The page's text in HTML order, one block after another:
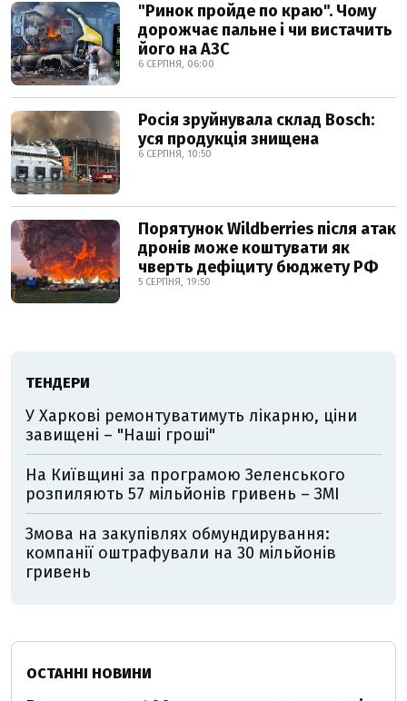
"Ринок пройде по краю". Чому
дорожчає пальне і чи вистачить
його на АЗС
6 СЕРПНЯ, 06:00
Росія зруйнувала склад Bosch:
уся продукція знищена
6 СЕРПНЯ, 10:50
Порятунок Wildberries після атак
дронів може коштувати як
чверть дефіциту бюджету РФ
5 СЕРПНЯ, 19:50
ТЕНДЕРИ
У Харкові ремонтуватимуть лікарню, ціни
завищені – "Наші гроші"
На Київщині за програмою Зеленського
розпиляють 57 мільйонів гривень – ЗМІ
Змова на закупівлях обмундирування:
компанії оштрафували на 30 мільйонів
гривень
ОСТАННІ НОВИНИ